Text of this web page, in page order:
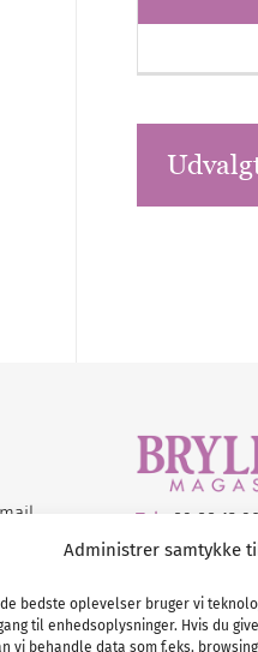
Administrer samtykke
de bedste oplevelser bruger vi
til enhedsoplysninger. Hvis du
vi behandle data som f.eks.
Tel :
89 88 13 90
E-post:
© All rights
Org.nr: